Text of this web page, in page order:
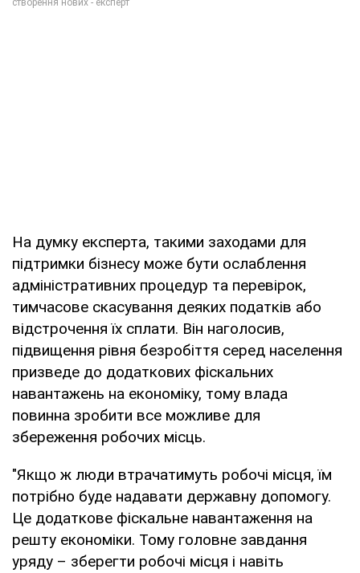
На думку експерта, такими заходами для
підтримки бізнесу може бути ослаблення
адміністративних процедур та перевірок,
тимчасове скасування деяких податків або
відстрочення їх сплати. Він наголосив,
підвищення рівня безробіття серед населення
призведе до додаткових фіскальних
навантажень на економіку, тому влада
повинна зробити все можливе для
збереження робочих місць.
"Якщо ж люди втрачатимуть робочі місця, їм
потрібно буде надавати державну допомогу.
Це додаткове фіскальне навантаження на
решту економіки. Тому головне завдання
уряду – зберегти робочі місця і навіть